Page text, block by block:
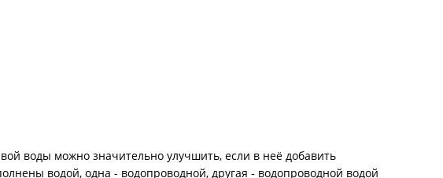
воды можно значительно улучшить, если в неё добавить
водой, одна - водопроводной, другая - водопроводной водой